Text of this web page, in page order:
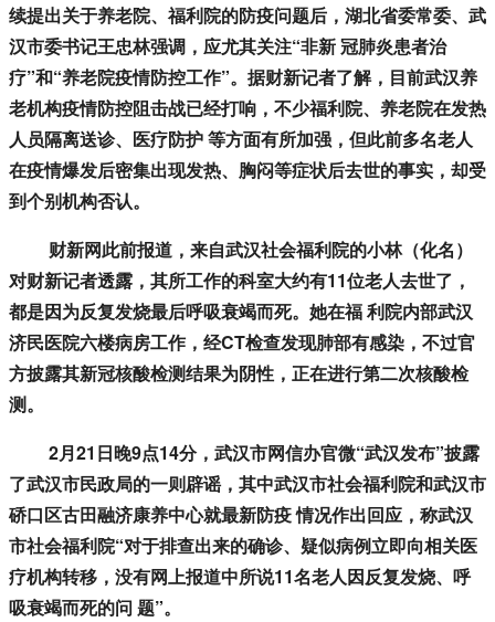
续提出关于养老院、福利院的防疫问题后，湖北省委常委、武
汉市委书记王忠林强调，应尤其关注“非新 冠肺炎患者治
疗”和“养老院疫情防控工作”。据财新记者了解，目前武汉养
老机构疫情防控阻击战已经打响，不少福利院、养老院在发热
人员隔离送诊、医疗防护 等方面有所加强，但此前多名老人
在疫情爆发后密集出现发热、胸闷等症状后去世的事实，却受
到个别机构否认。
财新网此前报道，来自武汉社会福利院的小林（化名）
对财新记者透露，其所工作的科室大约有11位老人去世了，
都是因为反复发烧最后呼吸衰竭而死。她在福 利院内部武汉
济民医院六楼病房工作，经CT检查发现肺部有感染，不过官
方披露其新冠核酸检测结果为阴性，正在进行第二次核酸检
测。
2月21日晚9点14分，武汉市网信办官微“武汉发布”披露
了武汉市民政局的一则辟谣，其中武汉市社会福利院和武汉市
硚口区古田融济康养中心就最新防疫 情况作出回应，称武汉
市社会福利院“对于排查出来的确诊、疑似病例立即向相关医
疗机构转移，没有网上报道中所说11名老人因反复发烧、呼
吸衰竭而死的问 题”。